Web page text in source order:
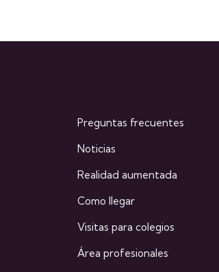
Preguntas frecuentes
Noticias
Realidad aumentada
Como llegar
Visitas para colegios
Área profesionales